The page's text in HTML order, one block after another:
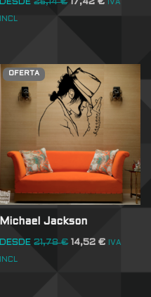
DESDE 26,14€ 17,42€ IVA
INCL
OFERTA
Michael Jackson
DESDE 21,78€ 14,52€ IVA
INCL